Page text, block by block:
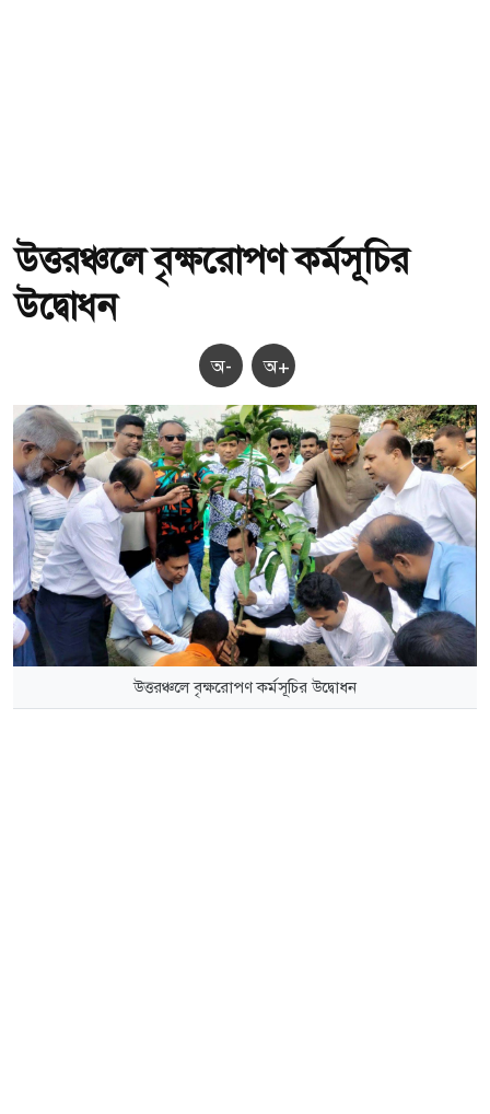
উত্তরঞ্চলে বৃক্ষরোপণ কর্মসূচির
উদ্বোধন
অ- অ+
উত্তরঞ্চলে বৃক্ষরোপণ কর্মসূচির উদ্বোধন